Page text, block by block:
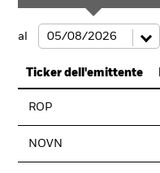
al
Ticker dell'emittente
ROP
NOVN